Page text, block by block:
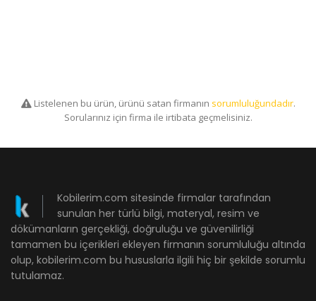
Listelenen bu ürün, ürünü satan firmanın sorumluluğundadır.
Sorularınız için firma ile irtibata geçmelisiniz.
Kobilerim.com sitesinde firmalar tarafından
sunulan her türlü bilgi, materyal, resim ve
dökümanların gerçekliği, doğruluğu ve güvenilirliği
tamamen bu içerikleri ekleyen firmanın sorumluluğu altında
olup, kobilerim.com bu hususlarla ilgili hiç bir şekilde sorumlu
tutulamaz.